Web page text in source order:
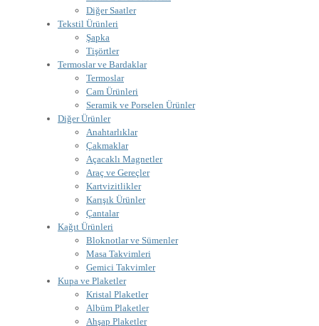
Diğer Saatler
Tekstil Ürünleri
Şapka
Tişörtler
Termoslar ve Bardaklar
Termoslar
Cam Ürünleri
Seramik ve Porselen Ürünler
Diğer Ürünler
Anahtarlıklar
Çakmaklar
Açacaklı Magnetler
Araç ve Gereçler
Kartvizitlikler
Karışık Ürünler
Çantalar
Kağıt Ürünleri
Bloknotlar ve Sümenler
Masa Takvimleri
Gemici Takvimler
Kupa ve Plaketler
Kristal Plaketler
Albüm Plaketler
Ahşap Plaketler